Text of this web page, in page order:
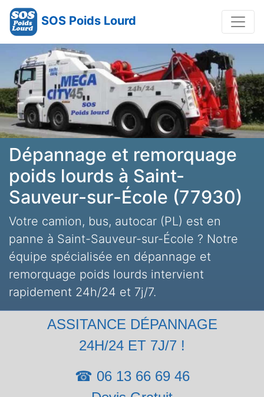
SOS Poids Lourd
Dépannage et remorquage
poids lourds à Saint-
Sauveur-sur-École (77930)
Votre camion, bus, autocar (PL) est en
panne à Saint-Sauveur-sur-École ? Notre
équipe spécialisée en dépannage et
remorquage poids lourds intervient
rapidement 24h/24 et 7j/7.
ASSITANCE DÉPANNAGE
24H/24 ET 7J/7 !
☎ 06 13 66 69 46